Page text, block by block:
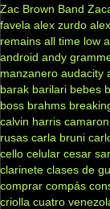
Zac Brown Band
favela alex zurdo
remains all time low
android andy
manzanero audacity
barak barilari bebes
boss brahms
calvin harris camaron
rusas carla bruni
cello celular cesar
clarinete clases de
comprar compás
criolla cuatro